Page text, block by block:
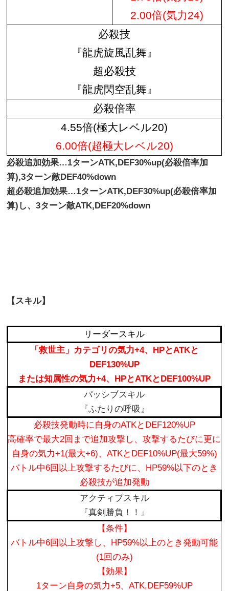
2.00倍(気力24)
必殺技
『龍虎旋風乱舞』
超必殺技
『龍虎閃空乱舞』
必殺倍率
4.55倍(極大レベル20)
6.00倍(超極大レベル20)
必殺追加効果…1ターンATK,DEF30%up(必殺倍率加
算),3ターン敵DEF40%down
超必殺追加効果…1ターンATK,DEF30%up(必殺倍率加
算)し、3ターン敵ATK,DEF20%down
【スキル】
リーダースキル
「救世主」カテゴリの気力+4、HPとATKと
DEF130%UP
または知属性の気力+4、HPとATKとDEF100%UP
パッシブスキル
『ふたりの呼吸』
必殺技発動時に自身のATKとDEF120%UP
高確率で最大2回まで追加攻撃し、攻撃するたびに更に
自身の気力+1(最大+6)、ATKとDEF10%UP(最大59%)
バトル中6回以上攻撃するたびに、HP59%以下のとき
必殺技が追加発動
アクティブスキル
『真剣勝負！！』
【条件】
バトル中6回以上攻撃し、HP59%以上のとき発動可能
(1回のみ)
【効果】
1ターン自身の気力+5、ATK,DEF59%UP